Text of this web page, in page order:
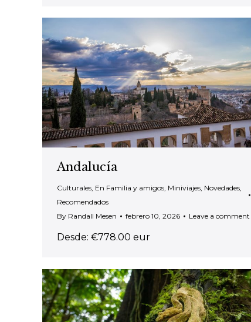
Andalucía
Culturales En Familia y amigos Miniviajes Novedades
Recomendados
By Randall Mesen febrero 10, 2026 Leave a comment
Desde: €778.00 eur